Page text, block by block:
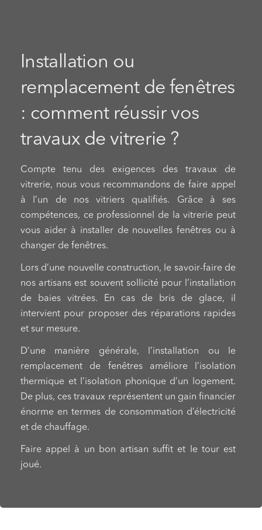
Installation ou
remplacement de fenêtres
: comment réussir vos
travaux de vitrerie ?
Compte tenu des exigences des travaux de
vitrerie, nous vous recommandons de faire appel
à l’un de nos vitriers qualifiés. Grâce à ses
compétences, ce professionnel de la vitrerie peut
vous aider à installer de nouvelles fenêtres ou à
changer de fenêtres.
Lors d’une nouvelle construction, le savoir-faire de
nos artisans est souvent sollicité pour l’installation
de baies vitrées. En cas de bris de glace, il
intervient pour proposer des réparations rapides
et sur mesure.
D’une manière générale, l’installation ou le
remplacement de fenêtres améliore l’isolation
thermique et l’isolation phonique d’un logement.
De plus, ces travaux représentent un gain financier
énorme en termes de consommation d’électricité
et de chauffage.
Faire appel à un bon artisan suffit et le tour est
joué.